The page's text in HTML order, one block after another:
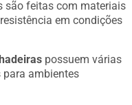
são feitas com materiais
em condições
possuem várias
ambientes